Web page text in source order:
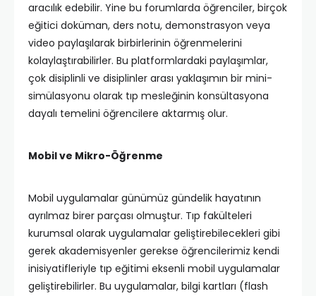
aracılık edebilir. Yine bu forumlarda öğrenciler, birçok
eğitici doküman, ders notu, demonstrasyon veya
video paylaşılarak birbirlerinin öğrenmelerini
kolaylaştırabilirler. Bu platformlardaki paylaşımlar,
çok disiplinli ve disiplinler arası yaklaşımın bir mini-
simülasyonu olarak tıp mesleğinin konsültasyona
dayalı temelini öğrencilere aktarmış olur.
Mobil ve Mikro-Öğrenme
Mobil uygulamalar günümüz gündelik hayatının
ayrılmaz birer parçası olmuştur. Tıp fakülteleri
kurumsal olarak uygulamalar geliştirebilecekleri gibi
gerek akademisyenler gerekse öğrencilerimiz kendi
inisiyatifleriyle tıp eğitimi eksenli mobil uygulamalar
geliştirebilirler. Bu uygulamalar, bilgi kartları (flash